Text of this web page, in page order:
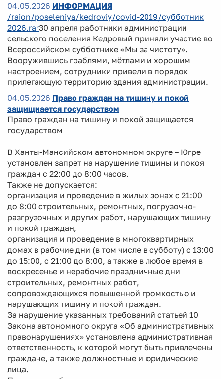
04.05.2026 ИНФОРМАЦИЯ
/raion/poseleniya/kedroviy/covid-2019/субботник
2026.rar30 апреля работники администрации
сельского поселения Кедровый приняли участие во
Всероссийском субботнике «Мы за чистоту».
Вооружившись граблями, мётлами и хорошим
настроением, сотрудники привели в порядок
прилегающую территорию здания администрации.
04.05.2026 Право граждан на тишину и покой
защищиается государством
Право граждан на тишину и покой защищается
государством
В Ханты-Мансийском автономном округе – Югре
установлен запрет на нарушение тишины и покоя
граждан с 22:00 до 8:00 часов.
Также не допускается:
организация и проведение в жилых зонах с 21:00
до 8:00 строительных, ремонтных, погрузочно-
разгрузочных и других работ, нарушающих тишину
и покой граждан;
организация и проведение в многоквартирных
домах в рабочие дни (в том числе в субботу) с 13:00
до 15:00, с 21:00 до 8:00, а также в любое время в
воскресенье и нерабочие праздничные дни
строительных, ремонтных работ,
сопровождающихся повышенной громкостью и
нарушающих тишину и покой граждан.
За нарушение указанных требований статьей 10
Закона автономного округа «Об административных
правонарушениях» установлена административная
ответственность, к которой могут быть привлечены
граждане, а также должностные и юридические
лица.